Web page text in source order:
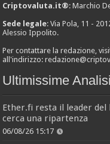
Criptovaluta.it®: Marchio
Sede legale: Via Pola, 11 -
Alessio Ippolito.
Per contattare la redazione,
all'indirizzo:
Ultimissime
Ether.fi resta il leader
cerca una ripartenza
06/08/26 15:17